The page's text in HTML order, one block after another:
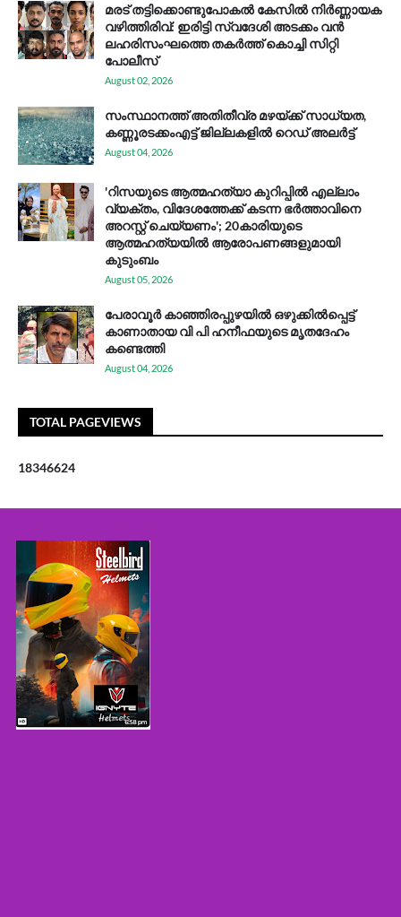
മരട് തട്ടിക്കൊണ്ടുപോകൽ കേസിൽ നിർണ്ണായക
വഴിത്തിരിവ്: ഇരിട്ടി സ്വദേശി അടക്കം വൻ
ലഹരിസംഘത്തെ തകർത്ത് കൊച്ചി സിറ്റി
പോലീസ്
August 02, 2026
സം​സ്ഥാ​ന​ത്ത് അ​തി​തീ​വ്ര മ​ഴ​യ്ക്ക് സാ​ധ്യ​ത,
കണ്ണൂരടക്കംഎ​ട്ട് ജി​ല്ല​ക​ളി​ൽ റെ​ഡ് അ​ലർ​ട്ട്
August 04, 2026
'റിസയുടെ ആത്മഹത്യാ കുറിപ്പിൽ എല്ലാം
വ്യക്തം, വിദേശത്തേക്ക് കടന്ന ഭർത്താവിനെ
അറസ്റ്റ് ചെയ്യണം'; 20കാരിയുടെ
ആത്മഹത്യയിൽ ആരോപണങ്ങളുമായി
കുടുംബം
August 05, 2026
പേരാവൂർ കാഞ്ഞിരപ്പുഴയിൽ ഒഴുക്കിൽപ്പെട്ട്
കാണാതായ വി പി ഹനീഫയുടെ മൃതദേഹം
കണ്ടെത്തി
August 04, 2026
TOTAL PAGEVIEWS
18346624